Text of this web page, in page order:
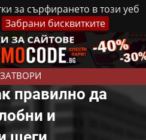
за сърфирането в този уеб
Забрани бисквитките
Реклама Контакти
правилно да
и